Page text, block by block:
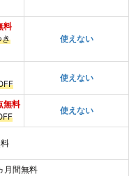
料
き
使えない
使えない
無料
使えない
月間無料